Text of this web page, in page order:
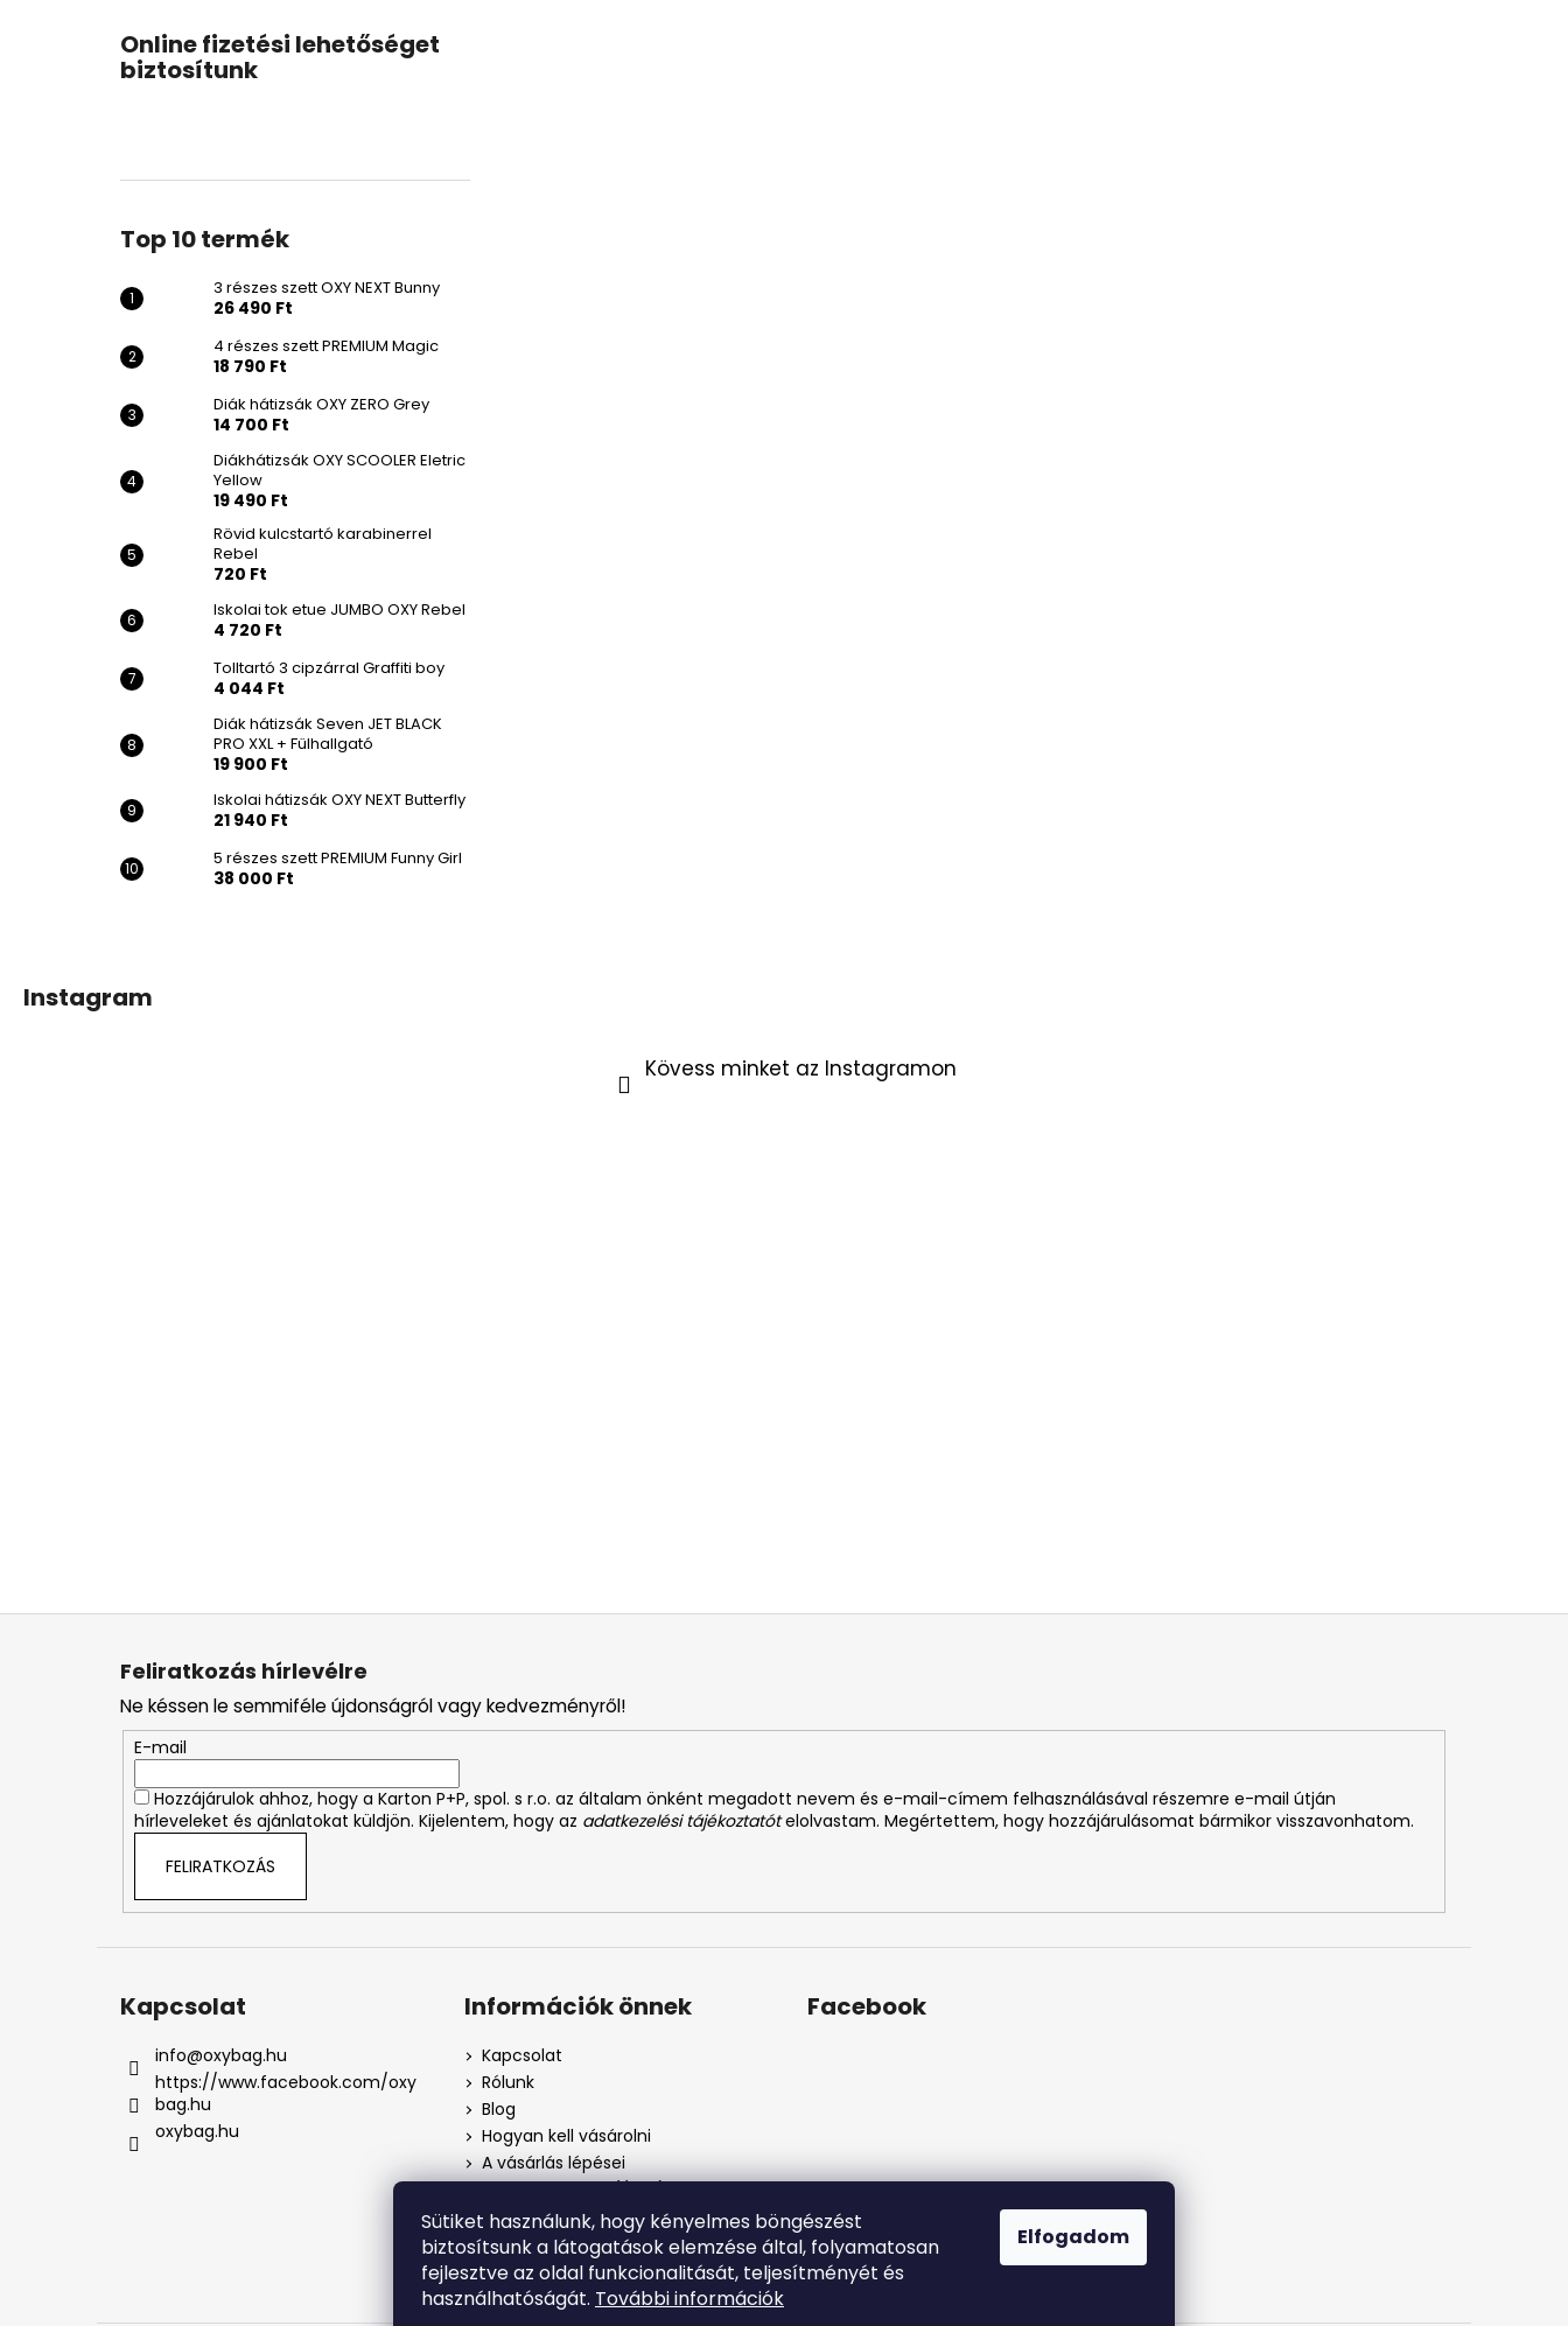
Sütiket használunk, hogy kényelmes böngészést
biztosítsunk a látogatások elemzése által, folyamatosan
fejlesztve az oldal funkcionalitását, teljesítményét és
használhatóságát. További információk
Elfogadom
Online fizetési lehetőséget
biztosítunk
Top 10 termék
3 részes szett OXY NEXT Bunny
26 490 Ft
4 részes szett PREMIUM Magic
18 790 Ft
Diák hátizsák OXY ZERO Grey
14 700 Ft
Diákhátizsák OXY SCOOLER Eletric
Yellow
19 490 Ft
Rövid kulcstartó karabinerrel
Rebel
720 Ft
Iskolai tok etue JUMBO OXY Rebel
4 720 Ft
Tolltartó 3 cipzárral Graffiti boy
4 044 Ft
Diák hátizsák Seven JET BLACK
PRO XXL + Fülhallgató
19 900 Ft
Iskolai hátizsák OXY NEXT Butterfly
21 940 Ft
5 részes szett PREMIUM Funny Girl
38 000 Ft
Instagram
Kövess minket az Instagramon
L
Feliratkozás hírlevélre
Ne késsen le semmiféle újdonságról vagy kedvezményről!
E-mail
Hozzájárulok ahhoz, hogy a Karton P+P, spol. s r.o. az általam önként megadott nevem és e-mail-címem felhasználásával részemre e-mail útján
hírleveleket és ajánlatokat küldjön. Kijelentem, hogy az adatkezelési tájékoztatótelolvastam. Megértettem, hogy hozzájárulásomat bármikor visszavonhatom.
FELIRATKOZÁS
Kapcsolat
info@oxybag.hu
https://www.facebook.com/oxy
bag.hu
oxybag.hu
Információk önnek
Kapcsolat
Rólunk
Blog
Hogyan kell vásárolni
A vásárlás lépései
Adatkezelési tájékoztató
Panaszos eljárás
Panaszjelenté
Facebook